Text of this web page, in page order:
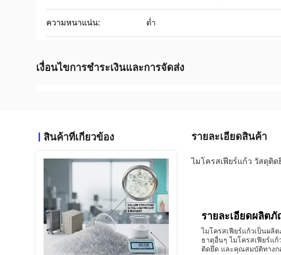
ความหนาแน่น: ต่ำ
เงื่อนไขการชำระเงินและการจัดส่ง
สินค้าที่เกี่ยวข้อง รายละเอียดสินค้า
ไมโครสเฟียร์แก้ว วัสดุติด
รายละเอียดผลิต
ไมโครสเฟียร์แก้วเป็นผลิ
ธาตุอื่นๆ ไมโครสเฟียร์แ
ติดยึด และคุณสมบัติทางก